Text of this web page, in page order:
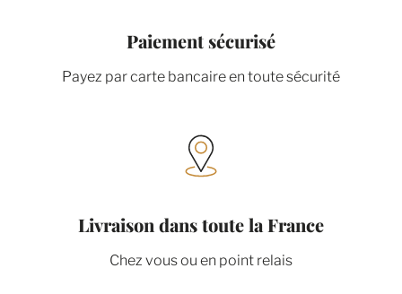
Paiement sécurisé
Payez par carte bancaire en toute sécurité
Livraison dans toute la France
Chez vous ou en point relais